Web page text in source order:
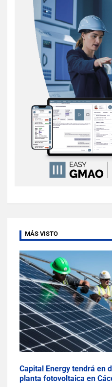
MÁS VISTO
Capital Energy tendrá en
planta fotovoltaica en